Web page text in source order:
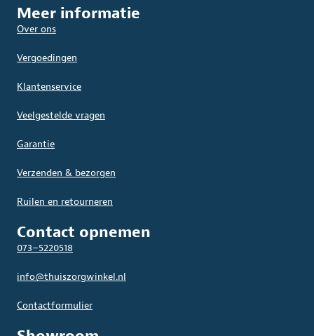
Meer informatie
Over ons
Vergoedingen
Klantenservice
Veelgestelde vragen
Garantie
Verzenden & bezorgen
Ruilen en retourneren
Contact opnemen
073–5220518
info@thuiszorgwinkel.nl
Contactformulier